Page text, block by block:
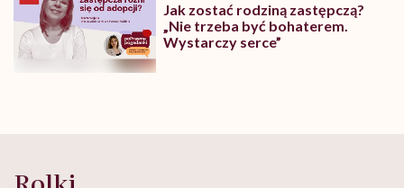
Jak zostać rodziną zastępczą?
„Nie trzeba być bohaterem.
Wystarczy serce”